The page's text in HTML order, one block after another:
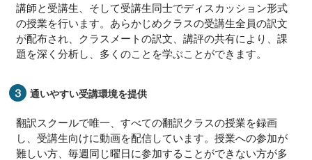
講師と受講生、そして受講生同士でディスカッション形式
の授業を行います。あらかじめクラスの受講生全員の訳文
が配布され、クラスメートの訳文、講評の共有により、課
題を深く分析し、多くのことを学ぶことができます。
通いやすい受講環境を提供
翻訳スクールで唯一、すべての翻訳クラスの授業を録画
し、受講生向けに動画を配信しています。授業への参加が
難しい方、毎週同じ曜日に参加することができない方が多